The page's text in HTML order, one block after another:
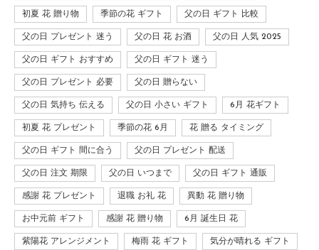
初夏 花 贈り物 季節の花 ギフト 父の日 ギフト 比較
父の日 プレゼント 迷う 父の日 花 お酒 父の日 人気 2025
父の日 ギフト おすすめ 父の日 ギフト 迷う
父の日 プレゼント 必要 父の日 贈らない
父の日 気持ち 伝える 父の日 小さい ギフト 6月 花ギフト
初夏 花 プレゼント 季節の花 6月 花 贈る タイミング
父の日 ギフト 間に合う 父の日 プレゼント 配送
父の日 注文 期限 父の日 いつまで 父の日 ギフト 通販
感謝 花 プレゼント 退職 お礼 花 異動 花 贈り物
お中元前 ギフト 感謝 花 贈り物 6月 誕生日 花
紫陽花 アレンジメント 梅雨 花 ギフト 気分が晴れる ギフト